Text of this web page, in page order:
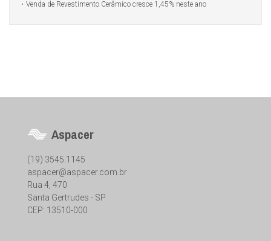
Venda de Revestimento Cerâmico cresce 1,45% neste ano
Aspacer
(19) 3545.1145
aspacer@aspacer.com.br
Rua 4, 470
Santa Gertrudes - SP
CEP: 13510-000